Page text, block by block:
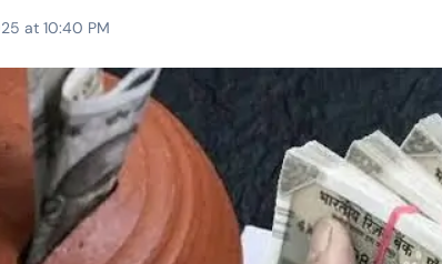
at 10:40 PM